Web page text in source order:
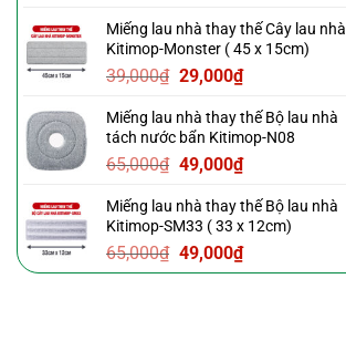
là:
39,000₫.
tại
là:
29,000₫.
Miếng lau nhà thay thế Cây lau nhà
Kitimop-Monster ( 45 x 15cm)
39,000₫ Giá
là:
39,000₫.
29,000₫Giá
tại
là:
29,000₫.
Miếng lau nhà thay thế Bộ lau nhà
tách nước bẩn Kitimop-N08
65,000₫ Giá
là:
65,000₫.
49,000₫Giá
tại
là:
49,000₫.
Miếng lau nhà thay thế Bộ lau nhà
Kitimop-SM33 ( 33 x 12cm)
65,000₫ Giá
gốc
49,000₫Giá
hiện